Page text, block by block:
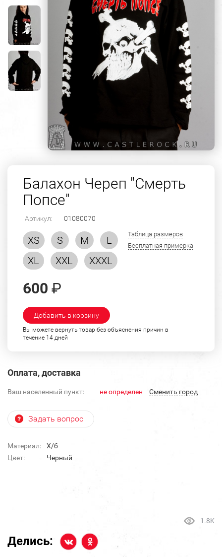
Балахон Череп "Смерть
Попсе"
Артикул: 01080070
XS S M
L
XL
XXL XXXL
Таблица размеров
Бесплатная примерка
600 ₽
Добавить в корзину
Вы можете вернуть товар без объяснения причин в
течение 14 дней
Оплата, доставка
Ваш населенный пункт: не определен Cменить город
Задать вопрос
Материал:
Х/б
Цвет:
Черный
1.8K
Делись: